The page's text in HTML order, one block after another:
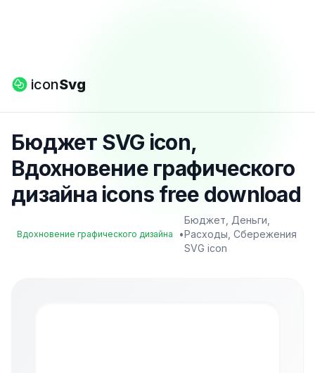
iconSvg
Бюджет SVG icon,
Вдохновение графического
дизайна icons free download
Вдохновение графического дизайна •
Бюджет, Деньги,
Расходы, Сбережения
SVG icon